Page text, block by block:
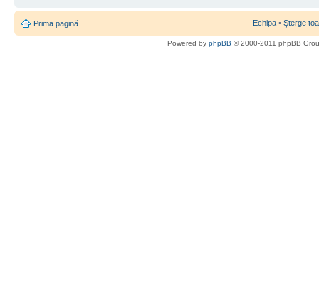
Prima pagină Echipa • Şterge
Powered by phpBB © 2000-2011 phpBB